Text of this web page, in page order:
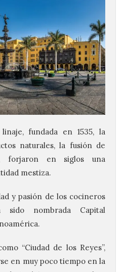
fundada en 1535, la
naturales, la fusión de
forjaron en siglos una
mestiza.
y pasión de los cocineros
sido nombrada Capital
“Ciudad de los Reyes”,
en muy poco tiempo en la